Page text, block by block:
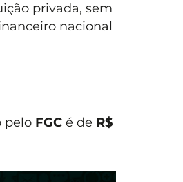
privada, sem
nacional
pelo FGC é de R$